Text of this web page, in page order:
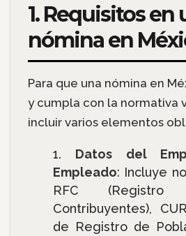
1. Requisitos en
nómina en
Para que una nómina en
y cumpla con la normativa
incluir varios elementos
Datos del
Empleado: Incluye
RFC
Contribuyentes),
de Registro de